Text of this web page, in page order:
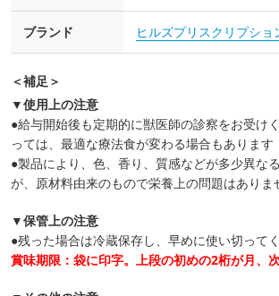
ブランド ヒルズプリスクリプショ
＜補足＞
▼使用上の注意
●給与開始後も定期的に獣医師の診察をお受け
っては、最適な療法食が変わる場合もあります
●製品により、色、香り、質感などが多少異な
が、原材料由来のもので栄養上の問題はありま
▼保管上の注意
●残った場合は冷蔵保存し、早めに使い切って
賞味期限：袋に印字。上段の初めの2桁が月、